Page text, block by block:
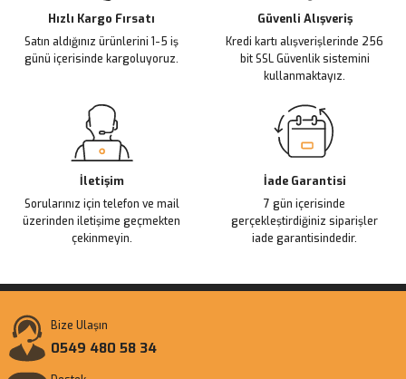
Ürün fiyatı diğer sitelerden daha pahalı.
Bu ürüne benzer farklı alternatifler olmalı.
Hızlı Kargo Fırsatı
Satın aldığınız ürünlerini 1-5 iş
günü içerisinde kargoluyoruz.
Güvenli Alışveriş
Kredi kartı alışverişlerinde 256
bit SSL Güvenlik sistemini
kullanmaktayız.
İletişim
Sorularınız için telefon ve mail
üzerinden iletişime geçmekten
çekinmeyin.
İade Garantisi
7 gün içerisinde
gerçekleştirdiğiniz siparişler
iade garantisindedir.
Bize Ulaşın
0549 480 58 34